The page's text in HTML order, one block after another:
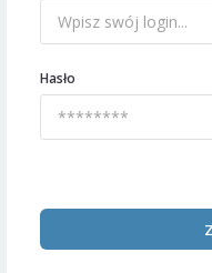
Hasło